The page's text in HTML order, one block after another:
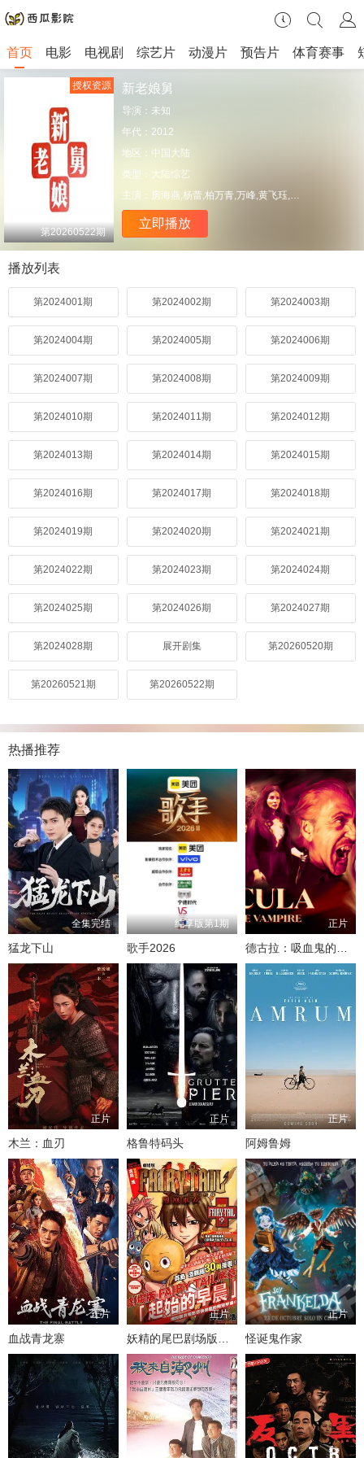
首页 电影 电视剧 综艺片 动漫片 预告片 体育赛事
第20260522期
授权资源 新老娘舅
导演： 未知
年代： 2012
地区： 中国大陆
类型： 大陆综艺
主演： 房海燕,杨蕾,柏万青,万峰,黄飞珏,裴蓁,冯红梅,张兆国,黄红梅,蔚兰
立即播放
播放列表
第2024001期 第2024002期 第2024003期
第2024004期 第2024005期 第2024006期
第2024007期 第2024008期 第2024009期
第2024010期 第2024011期 第2024012期
第2024013期 第2024014期 第2024015期
第2024016期 第2024017期 第2024018期
第2024019期 第2024020期 第2024021期
第2024022期 第2024023期 第2024024期
第2024025期 第2024026期 第2024027期
第2024028期 展开剧集 第20260520期
第20260521期 第20260522期
热播推荐
全集完结
猛龙下山
纯享版第1期
歌手2026
正片
德古拉：吸血鬼的崛起
正片
木兰：血刃
正片
格鲁特码头
正片
阿姆鲁姆
正片
血战青龙寨
正片
妖精的尾巴剧场版序章： 起始之朝
正片
怪诞鬼作家